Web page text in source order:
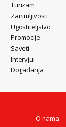
Turizam
Zanimljivosti
Ugostiteljstvo
Promocije
Saveti
Intervjui
Događanja
O nama